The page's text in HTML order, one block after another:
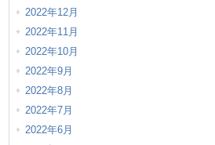
2022年12月
2022年11月
2022年10月
2022年9月
2022年8月
2022年7月
2022年6月